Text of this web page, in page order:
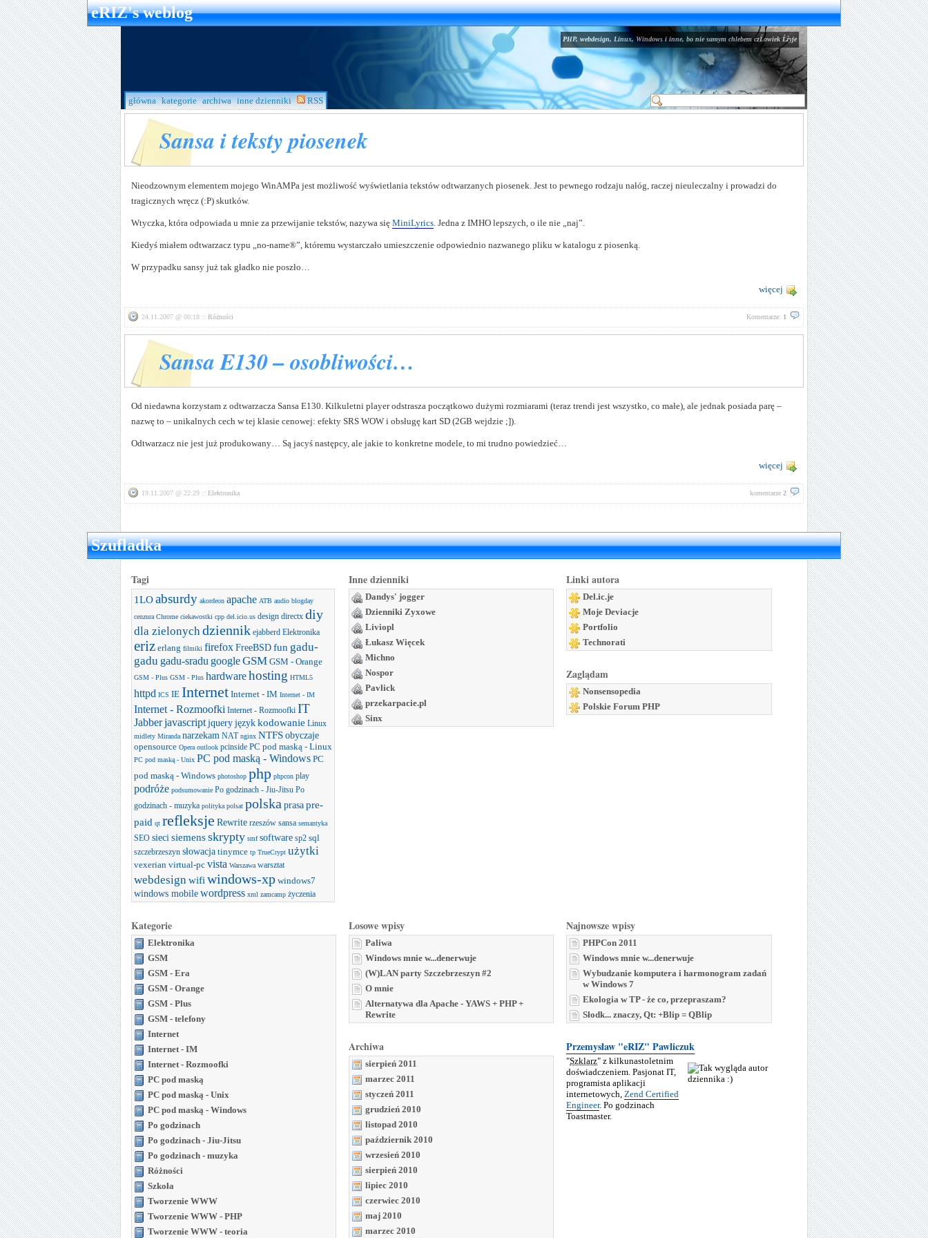
eRIZ's weblog
PHP, webdesign, Linux, Windows i inne, bo nie samym chlebem czĹowiek Ĺźyje
główna kategorie archiwa inne dzienniki RSS
Sansa i teksty piosenek
Nieodzownym elementem mojego WinAMPa jest możliwość wyświetlania tekstów odtwarzanych piosenek. Jest to pewnego rodzaju nałóg, raczej nieuleczalny i prowadzi do
tragicznych wręcz (:P) skutków.
Wtyczka, która odpowiada u mnie za przewijanie tekstów, nazywa się MiniLyrics . Jedna z IMHO lepszych, o ile nie „naj”.
Kiedyś miałem odtwarzacz typu „no-name®”, któremu wystarczało umieszczenie odpowiednio nazwanego pliku w katalogu z piosenką.
W przypadku sansy już tak gładko nie poszło…
więcej
24.11.2007 @ 00:18 :: Różności Komentarze: 1
Sansa E130 – osobliwości…
Od niedawna korzystam z odtwarzacza Sansa E130. Kilkuletni player odstrasza początkowo dużymi rozmiarami (teraz trendi jest wszystko, co małe), ale jednak posiada parę –
nazwę to – unikalnych cech w tej klasie cenowej: efekty SRS WOW i obsługę kart SD (2GB wejdzie ;]).
Odtwarzacz nie jest już produkowany… Są jacyś następcy, ale jakie to konkretne modele, to mi trudno powiedzieć…
więcej
19.11.2007 @ 22:29 :: Elektronika komentarze 2
Szufladka
Tagi
1LOabsurdy akordeon apache ATB audio blogday
cenzura Chrome ciekawostki cpp del.icio.us design directx diy
dla zielonychdziennik ejabberd Elektronika
eriz erlang filmiki firefoxFreeBSDfun gadu-
gadu gadu-sradu googleGSM GSM - Orange
GSM - Plus GSM - Plus hardwarehosting HTML5
httpd ICS IE Internet Internet - IM Internet - IM
Internet - Rozmoofki Internet - Rozmoofki IT
Jabberjavascriptjqueryjęzykkodowanie Linux
midlety Miranda narzekam NAT nginx NTFSobyczaje
opensource Opera outlook pcinside PC pod maską - Linux
PC pod maską - Unix PC pod maską - Windows PC
pod maską - Windows photoshop php phpcon play
podróże podsumowanie Po godzinach - Jiu-Jitsu Po
godzinach - muzyka polityka polsat polska prasapre-
paid qt refleksje Rewrite rzeszów sansa semantyka
SEO sieci siemensskrypty smf software sp2 sql
szczebrzeszyn słowacja tinymce tp TrueCrypt użytki
vexerian virtual-pc vista Warszawa warsztat
webdesignwifi windows-xp windows7
windows mobilewordpress xml zamcamp życzenia
Inne dzienniki
Dandys' jogger
Dzienniki Zyxowe
Liviopl
Łukasz Więcek
Michno
Nospor
Pavlick
przekarpacie.pl
Sinx
Linki autora
Del.ic.je
Moje Deviacje
Portfolio
Technorati
Zaglądam
Nonsensopedia
Polskie Forum PHP
Kategorie
Elektronika
GSM
GSM - Era
GSM - Orange
GSM - Plus
GSM - telefony
Internet
Internet - IM
Internet - Rozmoofki
PC pod maską
PC pod maską - Unix
PC pod maską - Windows
Po godzinach
Po godzinach - Jiu-Jitsu
Po godzinach - muzyka
Różności
Szkoła
Tworzenie WWW
Tworzenie WWW - PHP
Tworzenie WWW - teoria
Losowe wpisy
Paliwa
Windows mnie w...denerwuje
(W)LAN party Szczebrzeszyn #2
O mnie
Alternatywa dla Apache - YAWS + PHP +
Rewrite
Najnowsze wpisy
PHPCon 2011
Windows mnie w...denerwuje
Wybudzanie komputera i harmonogram zadań
w Windows 7
Ekologia w TP - że co, przepraszam?
Słodk... znaczy, Qt: +Blip = QBlip
Archiwa
sierpień 2011
marzec 2011
styczeń 2011
grudzień 2010
listopad 2010
październik 2010
wrzesień 2010
sierpień 2010
lipiec 2010
czerwiec 2010
maj 2010
marzec 2010
Przemysław "eRIZ" Pawliczuk
"Szklarz" z kilkunastoletnim
doświadczeniem. Pasjonat IT,
programista aplikacji
internetowych,Zend Certified
Engineer. Po godzinach
Toastmaster.